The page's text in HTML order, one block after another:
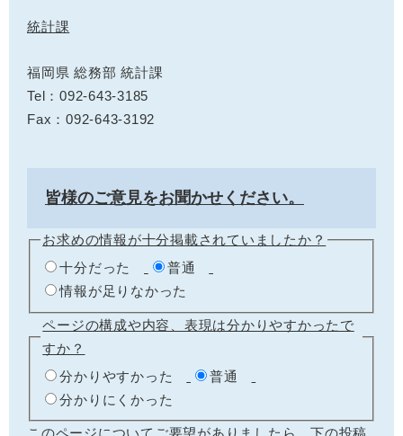
統計課
福岡県 総務部 統計課
Tel：092-643-3185
Fax：092-643-3192
皆様のご意見をお聞かせください。
お求めの情報が十分掲載されていましたか？
十分だった
普通
情報が足りなかった
ページの構成や内容、表現は分かりやすかったで
すか？
分かりやすかった
普通
分かりにくかった